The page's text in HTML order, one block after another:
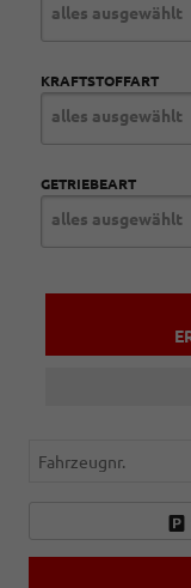
alles ausgewählt
KRAFTSTOFFART
alles ausgewählt
GETRIEBEART
alles ausgewählt
Fahrzeugnr.